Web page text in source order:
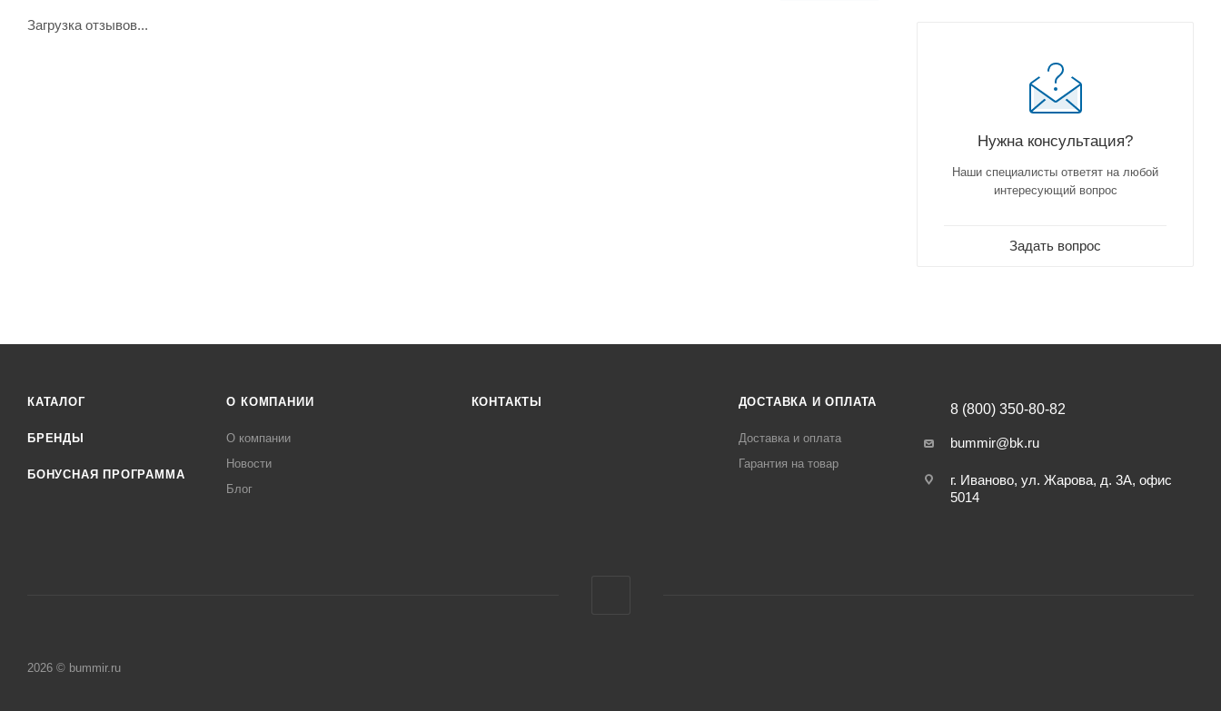
Загрузка отзывов...
Нужна консультация?
Наши специалисты ответят на любой
интересующий вопрос
Задать вопрос
КАТАЛОГ
БРЕНДЫ
БОНУСНАЯ ПРОГРАММА
О КОМПАНИИ
О компании
Новости
Блог
КОНТАКТЫ ДОСТАВКА И ОПЛАТА
Доставка и оплата
Гарантия на товар
8 (800) 350-80-82
bummir@bk.ru
г. Иваново, ул. Жарова, д. 3А, офис
5014
2026 © bummir.ru